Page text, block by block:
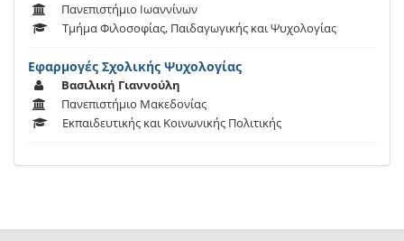
Πανεπιστήμιο Ιωαννίνων
Τμήμα Φιλοσοφίας, Παιδαγωγικής και Ψυχολογίας
Eφαρμογές Σχολικής Ψυχολογίας
Βασιλική Γιαννούλη
Πανεπιστήμιο Μακεδονίας
Εκπαιδευτικής και Κοινωνικής Πολιτικής